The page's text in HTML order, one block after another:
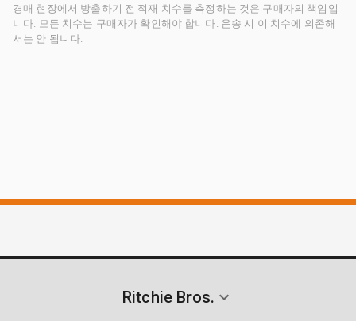
경매 현장에서 방출하기 전 적재 치수를 측정하는 것은 구매자의 책임입
니다. 모든 치수는 구매자가 확인해야 합니다. 운송 시 이 치수에 의존해
서는 안 됩니다.
Ritchie Bros.